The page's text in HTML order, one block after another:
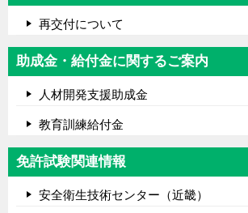
再交付について
助成金・給付金に関するご案内
人材開発支援助成金
教育訓練給付金
免許試験関連情報
安全衛生技術センター（近畿）